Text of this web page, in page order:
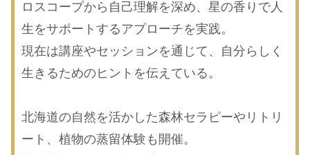
ロスコープから自己理解を深め、星の香りで人
生をサポートするアプローチを実践。
現在は講座やセッションを通じて、自分らしく
生きるためのヒントを伝えている。
北海道の自然を活かした森林セラピーやリトリ
ート、植物の蒸留体験も開催。